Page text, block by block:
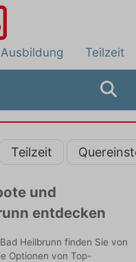
Ausbildung Teilzeit
Teilzeit
und
entdecken
Heilbrunn finden Sie von
Optionen von Top-